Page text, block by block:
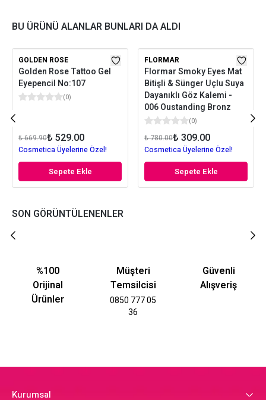
BU ÜRÜNÜ ALANLAR BUNLARI DA ALDI
GOLDEN ROSE
Golden Rose Tattoo Gel
Eyepencil No:107
(0)
₺ 669.90₺ 529.00
Cosmetica Üyelerine Özel!
Sepete Ekle
FLORMAR
Flormar Smoky Eyes Mat
Bitişli & Sünger Uçlu Suya
Dayanıklı Göz Kalemi -
006 Oustanding Bronz
(0)
₺ 780.00₺ 309.00
Cosmetica Üyelerine Özel!
Sepete Ekle
SON GÖRÜNTÜLENENLER
%100
Orijinal
Ürünler
Müşteri
Temsilcisi
0850 777 05
36
Güvenli
Alışveriş
Kurumsal